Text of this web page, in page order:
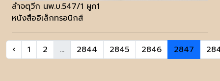
ลำจตุวีก นพ.บ.547/1 ผูก1
หนังสืออิเล็กทรอนิกส์
‹ 1 2 ... 2844 2845 2846 2847